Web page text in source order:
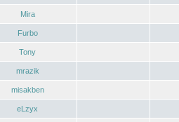
Mira
Furbo
Tony
mrazik
misakben
eLzyx